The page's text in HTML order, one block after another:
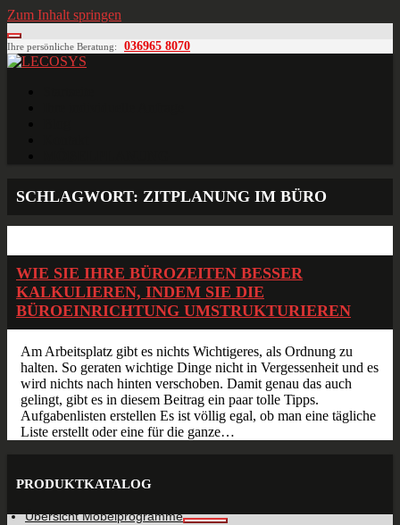
Zum Inhalt springen
Ihre persönliche Beratung: 036965 8070
SCHLAGWORT: ZITPLANUNG IM BÜRO
WIE SIE IHRE BÜROZEITEN BESSER
KALKULIEREN, INDEM SIE DIE
BÜROEINRICHTUNG UMSTRUKTURIEREN
Am Arbeitsplatz gibt es nichts Wichtigeres, als Ordnung zu
halten. So geraten wichtige Dinge nicht in Vergessenheit und es
wird nichts nach hinten verschoben. Damit genau das auch
gelingt, gibt es in diesem Beitrag ein paar tolle Tipps.
Aufgabenlisten erstellen Es ist völlig egal, ob man eine tägliche
Liste erstellt oder eine für die ganze…
PRODUKTKATALOG
Übersicht Möbelprogramme